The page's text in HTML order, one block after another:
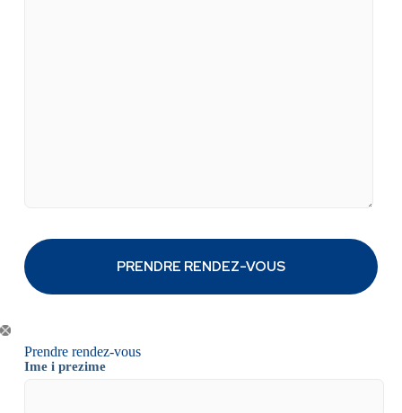
Prendre rendez-vous
Ime i prezime